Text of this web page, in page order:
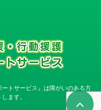
トサービス』は障がいのある方
ます。